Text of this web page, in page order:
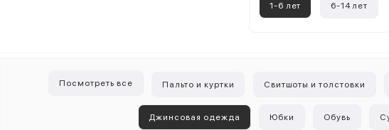
1-6 лет 6-14 лет
Посмотреть все Пальто и куртки Свитшоты и толстовки
Джинсовая одежда Юбки Обувь